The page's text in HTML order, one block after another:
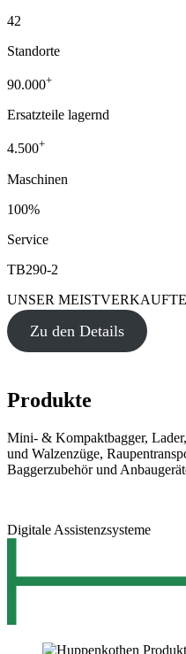
42
Standorte
90.000+
Ersatzteile lagernd
4.500+
Maschinen
100%
Service
TB290-2
UNSER
Zu den Details
Produkte
Mini- & Kompaktbagger,
und Walzenzüge,
Baggerzubehör und
Digitale Assistenzsysteme